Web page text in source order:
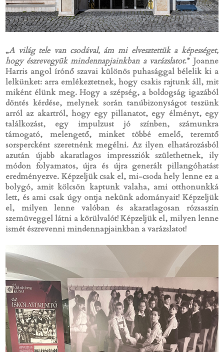
„A világ tele van csodával, ám mi elvesztettük a képességet,
hogy észrevegyük mindennapjainkban a varázslatot.” Joanne
Harris angol írónő szavai különös puhasággal bélelik ki a
lelkünket: arra emlékeztetnek, hogy csakis rajtunk áll, mit
miként élünk meg. Hogy a szépség, a boldogság igazából
döntés kérdése, melynek során tanúbizonyságot teszünk
arról az akartról, hogy egy pillanatot, egy élményt, egy
találkozást, egy impulzust jó színben, számunkra
támogató, melengető, minket többé emelő, teremtő
sorspercként szeretnénk megélni. Az ilyen elhatározásból
azután újabb akaratlagos impressziók születhetnek, ily
módon folyamatos, újra és újra generált pillangóhatást
eredményezve. Képzeljük csak el, mi-csoda hely lenne ez a
bolygó, amit kölcsön kaptunk valaha, ami otthonunkká
lett, és ami csak úgy ontja nekünk adományait! Képzeljük
el, milyen lenne valóban és akaratlagosan rózsaszín
szemüveggel látni a körülvalót! Képzeljük el, milyen lenne
ismét észrevenni mindennapjainkban a varázslatot!